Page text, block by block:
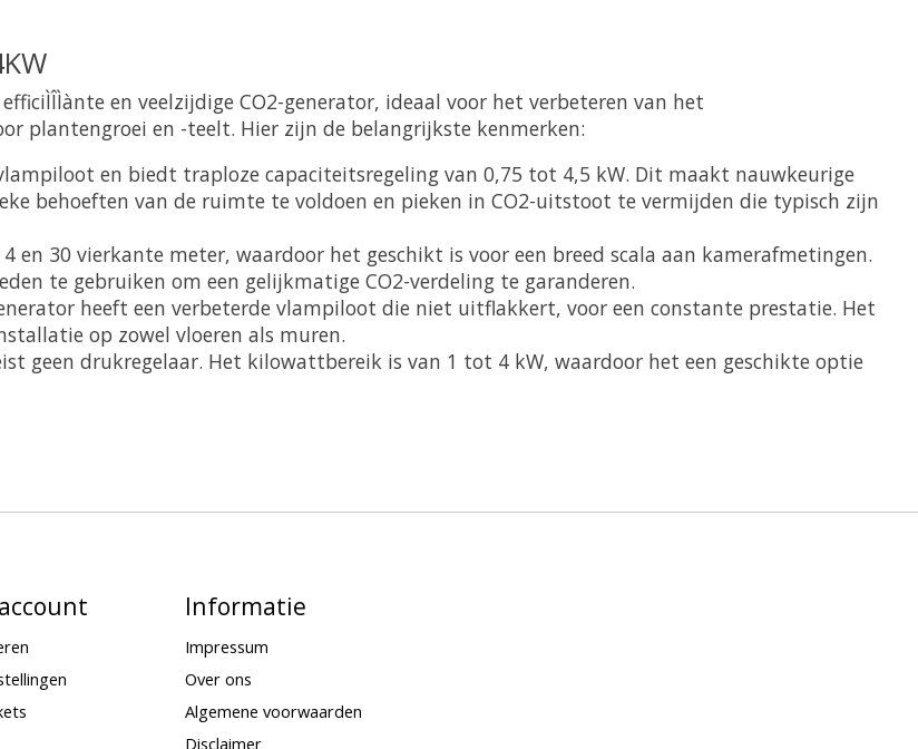
efficiÌÎÌànte en veelzijdige CO2-generator, ideaal voor het verbeteren van het
plantengroei en -teelt. Hier zijn de belangrijkste kenmerken:
en biedt traploze capaciteitsregeling van 0,75 tot 4,5 kW. Dit maakt nauwkeurige
behoeften van de ruimte te voldoen en pieken in CO2-uitstoot te vermijden die typisch zijn
en 30 vierkante meter, waardoor het geschikt is voor een breed scala aan kamerafmetingen.
te gebruiken om een gelijkmatige CO2-verdeling te garanderen.
heeft een verbeterde vlampiloot die niet uitflakkert, voor een constante prestatie. Het
op zowel vloeren als muren.
geen drukregelaar. Het kilowattbereik is van 1 tot 4 kW, waardoor het een geschikte optie
Informatie
Impressum
Over ons
Algemene voorwaarden
Disclaimer